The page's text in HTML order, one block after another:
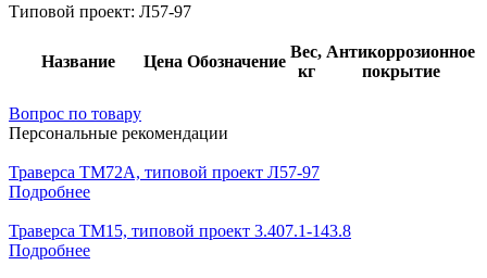
Типовой проект: Л57-97
Название Цена Обозначение
Вес,
кг
Антикоррозионное
покрытие
Вопрос по товару
Персональные рекомендации
Траверса ТМ72А, типовой проект Л57-97
Подробнее
Траверса ТМ15, типовой проект 3.407.1-143.8
Подробнее